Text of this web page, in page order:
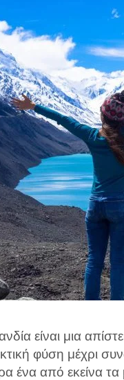
είναι μια
φύση μέχρι
ένα από εκείνα